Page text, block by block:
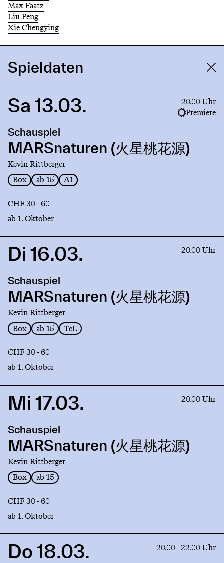
Max Faatz
Liu Peng
Xie Chengying
Spieldaten
Link
MARSnaturen
(火
源)
Sa 13.03.
20.00 Uhr
Premiere
Schauspiel
MARSnaturen (火星桃花源)
Kevin Rittberger
Box
ab 15 A1
CHF 30 - 60
ab 1. Oktober
Link
MARSnaturen
(火
源)
Di 16.03. 20.00 Uhr
Schauspiel
MARSnaturen (火星桃花源)
Kevin Rittberger
Box
ab 15 TcL
CHF 30 - 60
ab 1. Oktober
Link
MARSnaturen
(火
源)
Mi 17.03. 20.00 Uhr
Schauspiel
MARSnaturen (火星桃花源)
Kevin Rittberger
Box
ab 15
CHF 30 - 60
ab 1. Oktober
LinkDo 18.03. 20.00 - 22.00 Uhr